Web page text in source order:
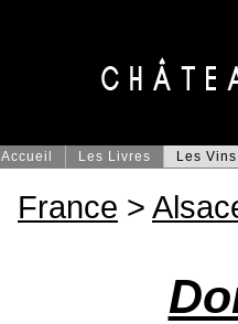
Accueil Les Livres Les Vins
France >